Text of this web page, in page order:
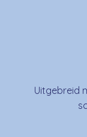
Uitgebreid